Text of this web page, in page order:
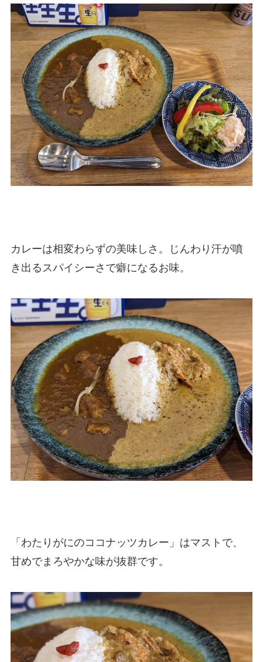
カレーは相変わらずの美味しさ。じんわり汗が噴
き出るスパイシーさで癖になるお味。
「わたりがにのココナッツカレー」はマストで、
甘めでまろやかな味が抜群です。